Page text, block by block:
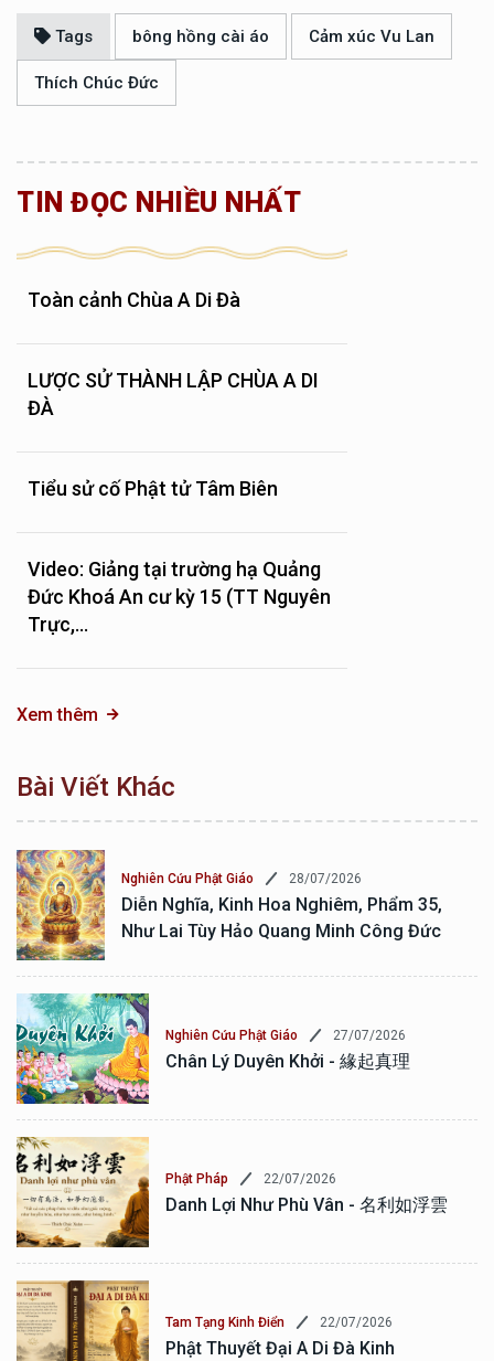
Tags bông hồng cài áo Cảm xúc Vu Lan
Thích Chúc Đức
TIN ĐỌC NHIỀU NHẤT
Toàn cảnh Chùa A Di Đà
LƯỢC SỬ THÀNH LẬP CHÙA A DI
ĐÀ
Tiểu sử cố Phật tử Tâm Biên
Video: Giảng tại trường hạ Quảng
Đức Khoá An cư kỳ 15 (TT Nguyên
Trực,...
Xem thêm
Bài Viết Khác
Nghiên Cứu Phật Giáo 28/07/2026
Diễn Nghĩa, Kinh Hoa Nghiêm, Phẩm 35,
Như Lai Tùy Hảo Quang Minh Công Đức
Nghiên Cứu Phật Giáo 27/07/2026
Chân Lý Duyên Khởi - 緣起真理
Phật Pháp 22/07/2026
Danh Lợi Như Phù Vân - 名利如浮雲
Tam Tạng Kinh Điển 22/07/2026
Phật Thuyết Đại A Di Đà Kinh